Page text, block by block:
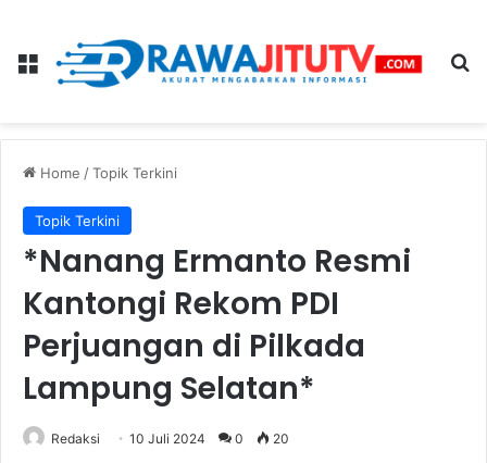
Menu
Home /Topik Terkini
Topik Terkini
*Nanang Ermanto Resmi
Kantongi Rekom PDI
Perjuangan di Pilkada
Lampung Selatan*
Redaksi 10 Juli 2024 0 20